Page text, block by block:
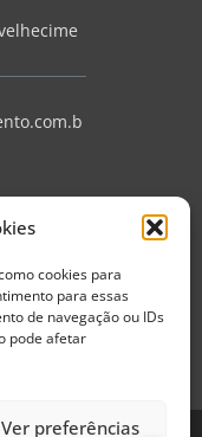
cookies para
para essas
de navegação ou IDs
pode afetar
Ver preferências